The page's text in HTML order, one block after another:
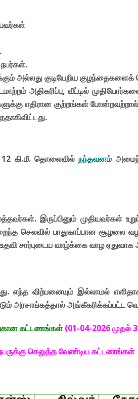
நபர்கள்.
அல்லது குடியேறிய
அதிகரிப்பு, வீட்டில்
எதிரான குற்றங்கள் போன்றவற்றால்
12 கி.மீ. தொலைவில்நந்தவனம்
இருப்பினும் முதியவர்கள்
செலவில் பாதுகாப்பான சூழலை
உதவி சார்புடைய வாழ்க்கை வாழ
எந்த விற்பனையும் இல்லாமல்
அரசாங்கத்தால் அங்கீகரிக்கப்பட்ட
கட்டணங்கள் (01-04-2026 முதல்
செலுத்த வேண்டிய கட்டணங்கள்